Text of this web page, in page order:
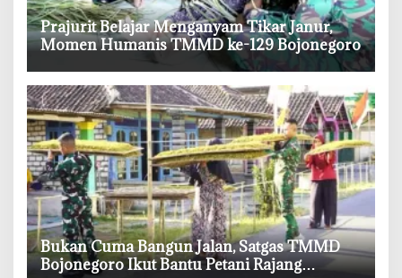
‎Prajurit Belajar Menganyam Tikar Janur,
Momen Humanis TMMD ke-129 Bojonegoro
‎Bukan Cuma Bangun Jalan, Satgas TMMD
Bojonegoro Ikut Bantu Petani Rajang